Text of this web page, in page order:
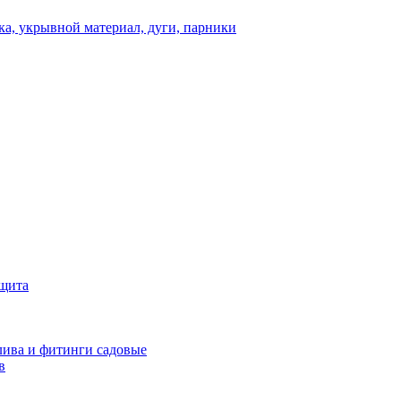
укрывной материал, дуги, парники
и фитинги садовые